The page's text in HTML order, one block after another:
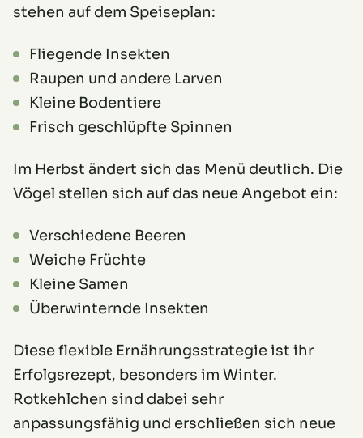
stehen auf dem Speiseplan:
Fliegende Insekten
Raupen und andere Larven
Kleine Bodentiere
Frisch geschlüpfte Spinnen
Im Herbst ändert sich das Menü deutlich. Die
Vögel stellen sich auf das neue Angebot ein:
Verschiedene Beeren
Weiche Früchte
Kleine Samen
Überwinternde Insekten
Diese flexible Ernährungsstrategie ist ihr
Erfolgsrezept, besonders im Winter.
Rotkehlchen sind dabei sehr
anpassungsfähig und erschließen sich neue